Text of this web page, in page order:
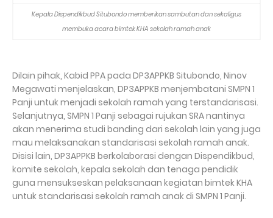
Kepala Dispendikbud Situbondo memberikan sambutan dan sekaligus
membuka acara bimtek KHA sekolah ramah anak
Dilain pihak, Kabid PPA pada DP3APPKB Situbondo, Ninov
Megawati menjelaskan, DP3APPKB menjembatani SMPN 1
Panji untuk menjadi sekolah ramah yang terstandarisasi.
Selanjutnya, SMPN 1 Panji sebagai rujukan SRA nantinya
akan menerima studi banding dari sekolah lain yang juga
mau melaksanakan standarisasi sekolah ramah anak.
Disisi lain, DP3APPKB berkolaborasi dengan Dispendikbud,
komite sekolah, kepala sekolah dan tenaga pendidik
guna mensukseskan pelaksanaan kegiatan bimtek KHA
untuk standarisasi sekolah ramah anak di SMPN 1 Panji.